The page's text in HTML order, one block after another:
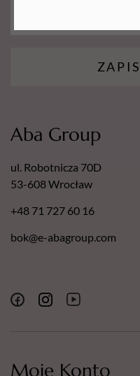
Moje Konto
Aba Group
ul. Robotnicza 70D
53-608 Wrocław
+48 71 727 60 16
bok@e-abagroup.com